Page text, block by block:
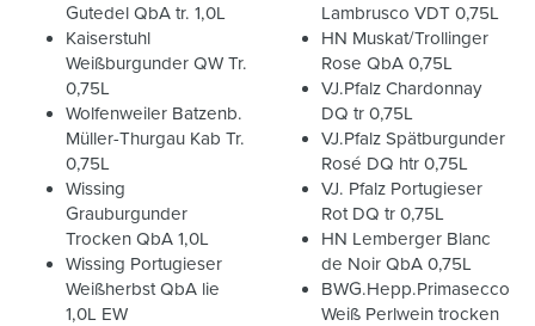
Gutedel QbA tr. 1,0L
Kaiserstuhl
Weißburgunder QW Tr.
0,75L
Wolfenweiler Batzenb.
Müller-Thurgau Kab Tr.
0,75L
Wissing
Grauburgunder
Trocken QbA 1,0L
Wissing Portugieser
Weißherbst QbA lie
1,0L EW
Lambrusco VDT 0,75L
HN Muskat/Trollinger
Rose QbA 0,75L
VJ.Pfalz Chardonnay
DQ tr 0,75L
VJ.Pfalz Spätburgunder
Rosé DQ htr 0,75L
VJ. Pfalz Portugieser
Rot DQ tr 0,75L
HN Lemberger Blanc
de Noir QbA 0,75L
BWG.Hepp.Primasecco
Weiß Perlwein trocken